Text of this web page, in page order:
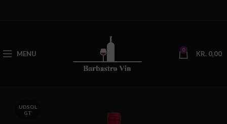
MENU 0 KR. 0,00
UDSOL
GT